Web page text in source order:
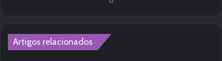
Artigos relacionados